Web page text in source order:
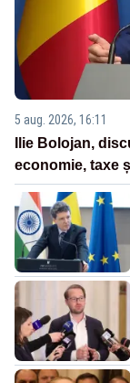
5 aug. 2026, 16:11
Ilie Bolojan,
economie, taxe